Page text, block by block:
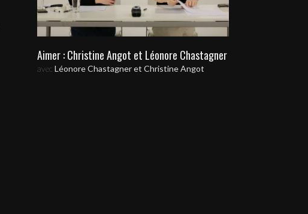
Aimer : Christine Angot et Léonore Chastagner
avec Léonore Chastagner et Christine Angot